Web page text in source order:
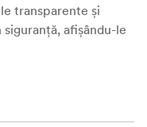
transparente și
afișându-le
călătorie, a
creative, aceste foi